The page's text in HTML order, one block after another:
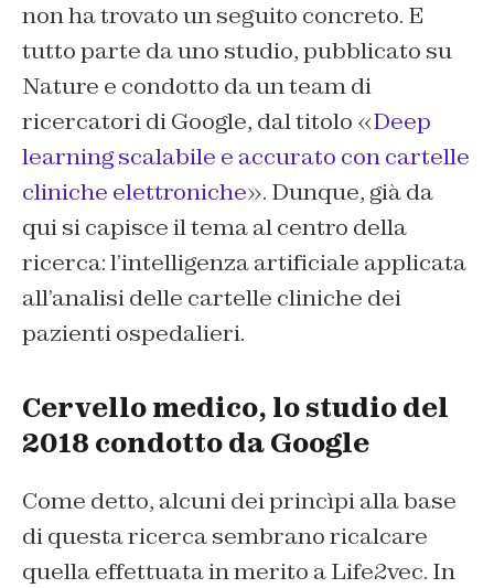
non ha trovato un seguito concreto. E
tutto parte da uno studio, pubblicato su
Nature e condotto da un team di
ricercatori di Google, dal titolo «Deep
learning scalabile e accurato con cartelle
cliniche elettroniche». Dunque, già da
qui si capisce il tema al centro della
ricerca: l’intelligenza artificiale applicata
all’analisi delle cartelle cliniche dei
pazienti ospedalieri.
Cervello medico, lo studio del
2018 condotto da Google
Come detto, alcuni dei princìpi alla base
di questa ricerca sembrano ricalcare
quella effettuata in merito a Life2vec. In